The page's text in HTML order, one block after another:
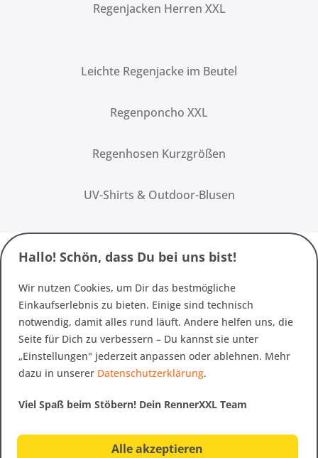
Regenjacken Herren XXL
Leichte Regenjacke im Beutel
Regenponcho XXL
Regenhosen Kurzgrößen
UV-Shirts & Outdoor-Blusen
Hallo! Schön, dass Du bei uns bist!
Wir nutzen Cookies, um Dir das bestmögliche
Einkaufserlebnis zu bieten. Einige sind technisch
notwendig, damit alles rund läuft. Andere helfen uns, die
Seite für Dich zu verbessern – Du kannst sie unter
„Einstellungen" jederzeit anpassen oder ablehnen. Mehr
dazu in unserer Datenschutzerklärung.
Viel Spaß beim Stöbern! Dein RennerXXL Team
Alle akzeptieren